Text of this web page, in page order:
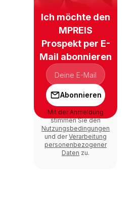
Ich möchte den
MPREIS
Prospekt per E-
Mail abonnieren
Abonnieren
Mit der Anmeldung
stimmen Sie den
Nutzungsbedingungen
und derVerarbeitung
personenbezogener
Daten zu.